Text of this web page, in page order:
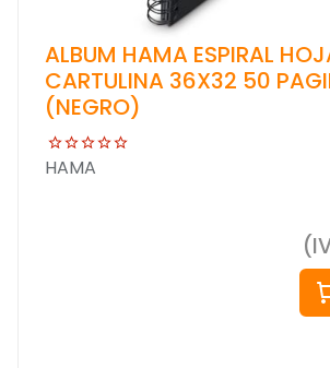
ALBUM HAMA ESPIRAL
CARTULINA 36X32 50
(NEGRO)
HAMA